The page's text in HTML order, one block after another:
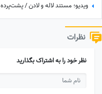
نظرات
نظر خود را به اشتراک بگذارید